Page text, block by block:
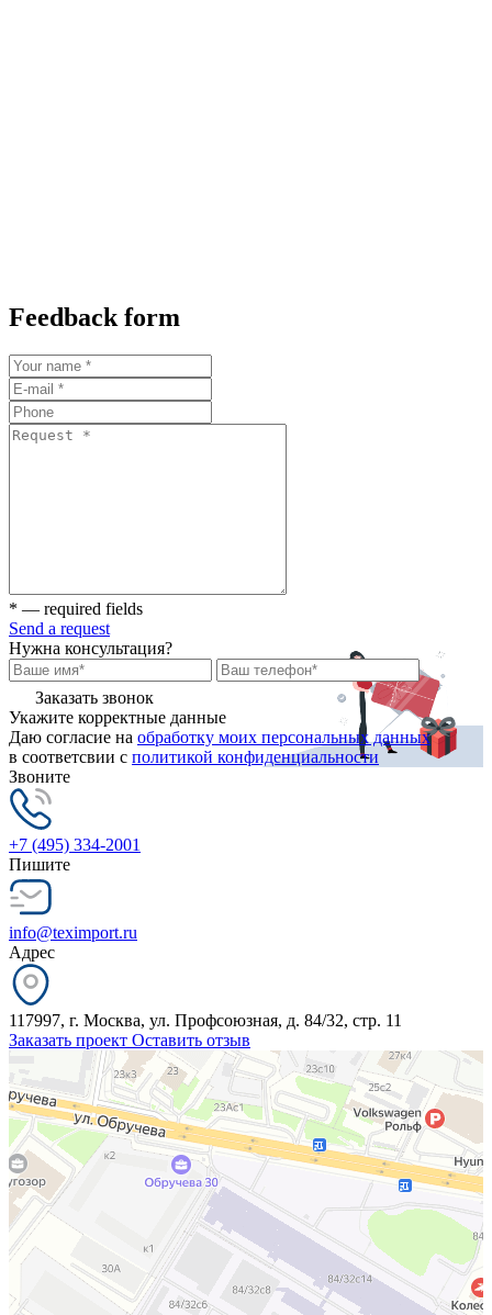
Feedback form
* — required fields
Send a request
Нужна консультация?
Заказать звонок
Укажите корректные данные
Даю согласие на обработку моих персональных данных
в соответсвии с политикой конфиденциальности
Звоните
+7 (495) 334-2001
Пишите
info@teximport.ru
Адрес
117997, г. Москва, ул. Профсоюзная, д. 84/32, стр. 11
Заказать проект Оставить отзыв